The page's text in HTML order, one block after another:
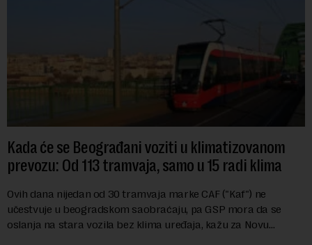
Kada će se Beograđani voziti u klimatizovanom
prevozu: Od 113 tramvaja, samo u 15 radi klima
Ovih dana nijedan od 30 tramvaja marke CAF ("Kaf") ne
učestvuje u beogradskom saobraćaju, pa GSP mora da se
oslanja na stara vozila bez klima uređaja, kažu za Novu